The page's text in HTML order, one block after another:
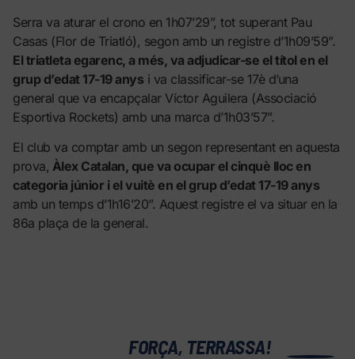
Serra va aturar el crono en 1h07’29”, tot superant Pau
Casas (Flor de Triatló), segon amb un registre d’1h09’59”.
El triatleta egarenc, a més, va adjudicar-se el títol en el
grup d’edat 17-19 anys i va classificar-se 17è d’una
general que va encapçalar Víctor Aguilera (Associació
Esportiva Rockets) amb una marca d’1h03’57”.
El club va comptar amb un segon representant en aquesta
prova, Àlex Catalan, que va ocupar el cinquè lloc en
categoria júnior i el vuitè en el grup d’edat 17-19 anys
amb un temps d’1h16’20”. Aquest registre el va situar en la
86a plaça de la general.
FORÇA, TERRASSA!